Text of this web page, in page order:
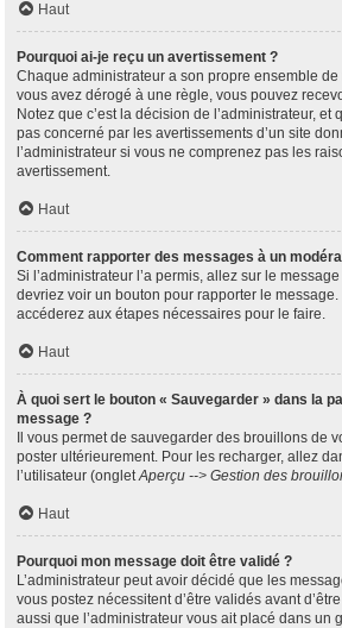
Haut
Pourquoi ai-je reçu un avertissement ?
Chaque administrateur a son propre ensemble
vous avez dérogé à une règle, vous pouvez
Notez que c’est la décision de l’administrateur, et
pas concerné par les avertissements d’un site
l’administrateur si vous ne comprenez pas les
avertissement.
Haut
Comment rapporter des messages à un
Si l’administrateur l’a permis, allez sur le
devriez voir un bouton pour rapporter le
accéderez aux étapes nécessaires pour le faire.
Haut
À quoi sert le bouton « Sauvegarder » dans la
message ?
Il vous permet de sauvegarder des brouillons de
poster ultérieurement. Pour les recharger, allez
l’utilisateur (ongletAperçu --> Gestion des
Haut
Pourquoi mon message doit être validé ?
L’administrateur peut avoir décidé que les
vous postez nécessitent d’être validés avant
aussi que l’administrateur vous ait placé dans un